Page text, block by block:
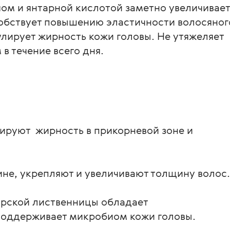
и янтарной кислотой заметно увеличивает
повышению эластичности
жирность кожи головы. Не утяжеляет
течение всего дня.
жирность в прикорневой зоне и
укрепляют и увеличивают толщину волос.
лиственницы обладает
микробиом кожи головы.